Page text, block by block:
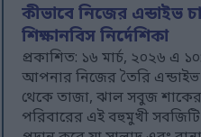
কীভাবে নিজের এন্ডাইভ
শিক্ষানবিস নির্দেশিকা
প্রকাশিত: ১৬ মার্চ, ২০২৬ এ
আপনার নিজের তৈরি
থেকে তাজা, ঝাল সবুজ
পরিবারের এই বহুমুখী